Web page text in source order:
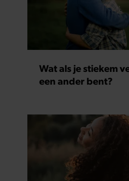
Wat als je stiekem
een ander bent?